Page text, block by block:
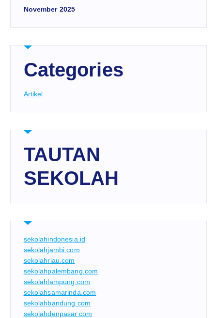
November 2025
Categories
Artikel
TAUTAN
SEKOLAH
sekolahindonesia.id
sekolahjambi.com
sekolahriau.com
sekolahpalembang.com
sekolahlampung.com
sekolahsamarinda.com
sekolahbandung.com
sekolahdenpasar.com